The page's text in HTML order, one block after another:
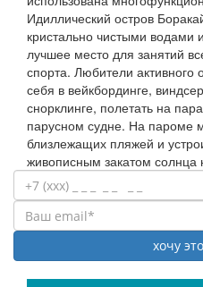
Идиллический остров
кристально чистыми
лучшее место для занятий
спорта. Любители активного
себя в вейкбординге,
снорклинге, полетать на
парусном судне. На пароме
близлежащих пляжей и
живописным закатом солнца